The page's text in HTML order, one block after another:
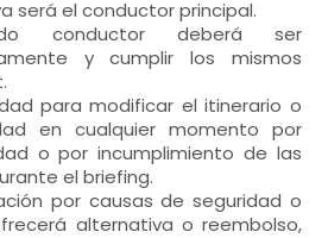
será el conductor principal.
conductor deberá ser
y cumplir los mismos
para modificar el itinerario o
en cualquier momento por
o por incumplimiento de las
el briefing.
por causas de seguridad o
alternativa o reembolso,